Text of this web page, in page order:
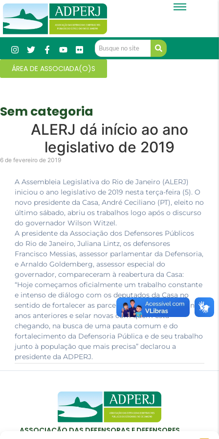
ÁREA DE ASSOCIADA(O)S
Sem categoria
ALERJ dá início ao ano
legislativo de 2019
6 de fevereiro de 2019
A Assembleia Legislativa do Rio de Janeiro (ALERJ)
iniciou o ano legislativo de 2019 nesta terça-feira (5). O
novo presidente da Casa, André Ceciliano (PT), eleito no
último sábado, abriu os trabalhos logo após o discurso
do governador Wilson Witzel.
A presidente da Associação dos Defensores Públicos
do Rio de Janeiro, Juliana Lintz, os defensores
Francisco Messias, assessor parlamentar da Defensoria,
e Arnaldo Goldemberg, assessor especial do
governador, compareceram à reabertura da Casa:
“Hoje começamos oficialmente um trabalho constante
e intenso de diálogo com os deputados da Casa no
sentido de fortalecer as parcerias que construímos nos
anos anteriores e selar novas com quem está
chegando, na busca de uma pauta comum e do
fortalecimento da Defensoria Pública e de seu trabalho
junto à população que mais precisa” declarou a
presidente da ADPERJ.
ASSOCIAÇÃO DAS DEFENSORAS E DEFENSORES